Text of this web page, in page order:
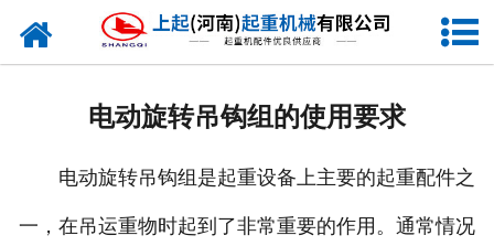
网站首页
电动旋转吊钩组的使用要求
电动旋转吊钩组是起重设备上主要的起重配件之
一，在吊运重物时起到了非常重要的作用。通常情况